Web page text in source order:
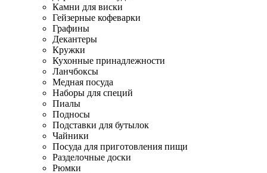
Камни для виски
Гейзерные кофеварки
Графины
Декантеры
Кружки
Кухонные принадлежности
Ланчбоксы
Медная посуда
Наборы для специй
Пиалы
Подносы
Подставки для бутылок
Чайники
Посуда для приготовления пищи
Разделочные доски
Рюмки